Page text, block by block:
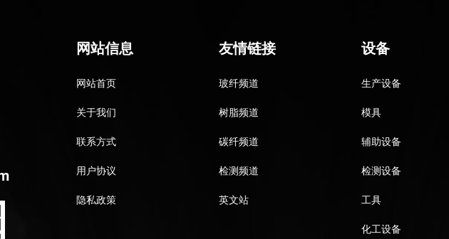
网站信息
网站首页
关于我们
联系方式
用户协议
隐私政策
友情链接
玻纤频道
树脂频道
碳纤频道
检测频道
英文站
设备
生产设备
模具
辅助设备
检测设备
工具
化工设备